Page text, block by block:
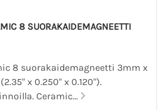
8 SUORAKAIDEMAGNEETTI
8 suorakaidemagneetti 3mm x
x 0.250" x 0.120").
Ceramic...